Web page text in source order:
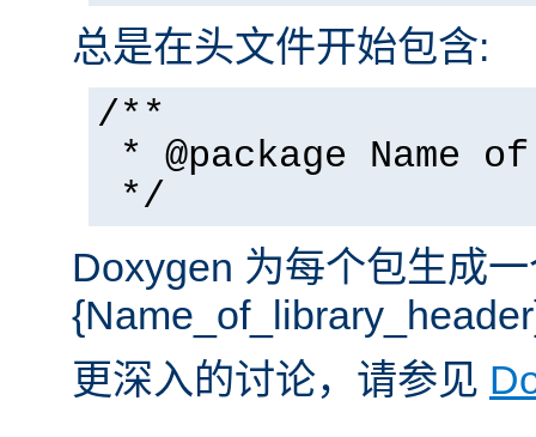
总是在头文件开始包含:
/**
* @package Name
*/
Doxygen 为每个包生成
更深入的讨论，请参见